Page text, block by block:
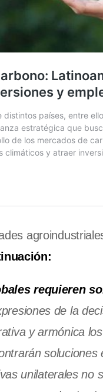
requieren
de la
y armónica
unilaterales no